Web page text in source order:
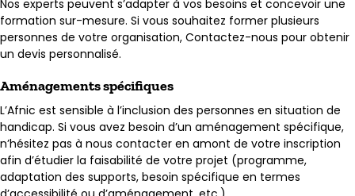
Nos experts peuvent s’adapter à vos besoins et concevoir une
formation sur-mesure. Si vous souhaitez former plusieurs
personnes de votre organisation, Contactez-nous pour obtenir
un devis personnalisé.
Aménagements spécifiques
L’Afnic est sensible à l’inclusion des personnes en situation de
handicap. Si vous avez besoin d’un aménagement spécifique,
n’hésitez pas à nous contacter en amont de votre inscription
afin d’étudier la faisabilité de votre projet (programme,
adaptation des supports, besoin spécifique en termes